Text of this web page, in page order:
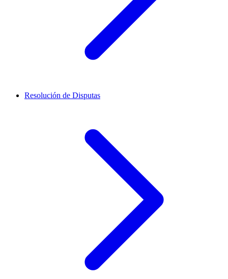
Resolución de Disputas